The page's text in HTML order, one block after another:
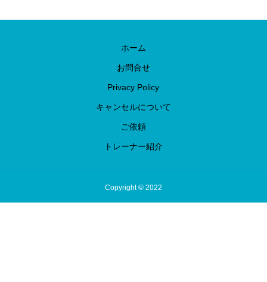
ホーム
お問合せ
Privacy Policy
キャンセルについて
ご依頼
トレーナー紹介
Copyright © 2022